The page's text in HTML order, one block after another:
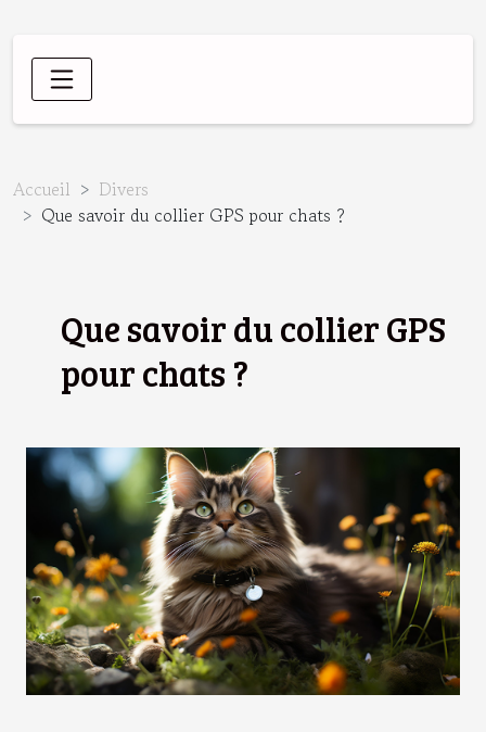
Accueil
Divers
Que savoir du collier GPS pour chats ?
Que savoir du collier GPS
pour chats ?